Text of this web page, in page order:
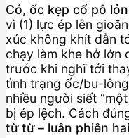
Có, ốc kẹp cổ pô
vì (1) lực ép lên
xúc không khít dẫn
chạy làm khe hở lớn
trước khi nghĩ tới
tình trạng ốc/bu-
nhiều người siết
bị ép lệch. Cách
từ từ – luân phiên